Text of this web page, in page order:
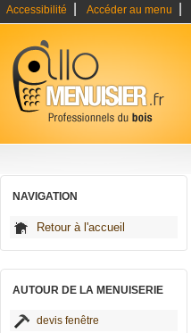
Accessibilité Accéder au menu
NAVIGATION
Retour à l'accueil
AUTOUR DE LA MENUISERIE
devis fenêtre